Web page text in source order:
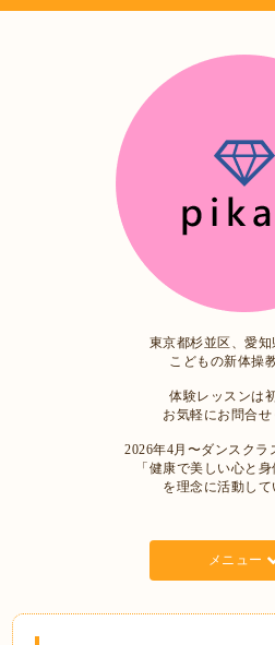
東京都杉並区、愛
こどもの新体操
体験レッスンは
お気軽にお問合
2026年4月〜ダンスクラ
「健康で美しい心と身
を理念に活動して
メニュー